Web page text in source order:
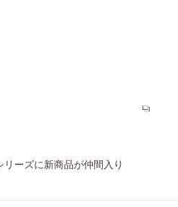
リーズに新商品が仲間入り